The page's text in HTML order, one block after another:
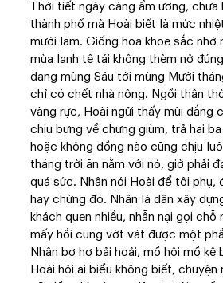
Thời tiết ngày càng ẩm ương, chưa
thành phố mà Hoài biết là mức
mười lăm. Giống hoa khoe sắc nhờ
mùa lạnh tê tái không thèm nở
dang mùng Sáu tới mùng Mười
chỉ có chết nhà nông. Ngồi thẫn
vàng rực, Hoài ngửi thấy mùi đắng
chịu bưng về chưng giùm, trả hai
hoặc không đồng nào cũng chịu
tháng trời ăn nằm với nó, giờ phải
quá sức. Nhân nói Hoài để tôi phụ,
hay chừng đó. Nhân là dân xây
khách quen nhiều, nhẫn nại gọi chỗ
mấy hồi cũng vớt vát được một
Nhân bơ hơ bải hoải, mồ hôi mồ kê
Hoài hỏi ai biểu không biết, chuyện